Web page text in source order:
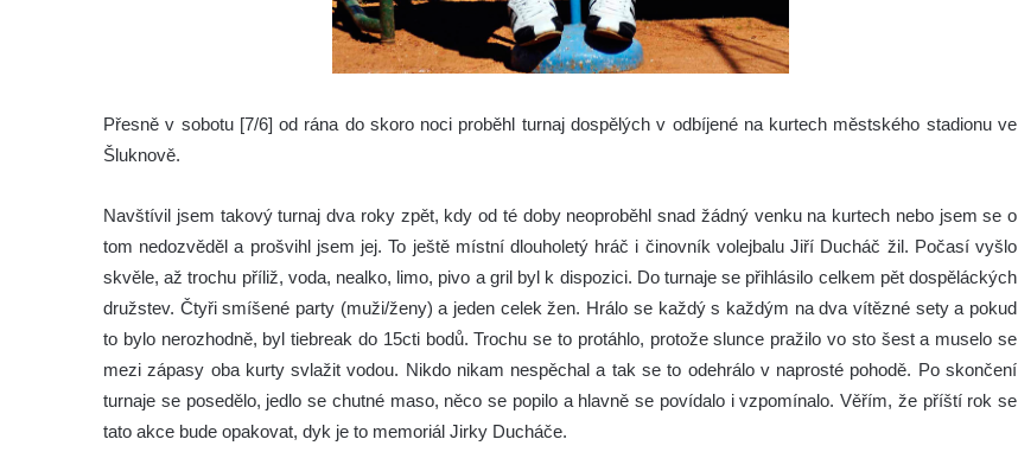
Přesně v sobotu [7/6] od rána do skoro noci proběhl turnaj dospělých v odbíjené na kurtech městského stadionu ve
Šluknově.
Navštívil jsem takový turnaj dva roky zpět, kdy od té doby neoproběhl snad žádný venku na kurtech nebo jsem se o
tom nedozvěděl a prošvihl jsem jej. To ještě místní dlouholetý hráč i činovník volejbalu Jiří Ducháč žil. Počasí vyšlo
skvěle, až trochu příliž, voda, nealko, limo, pivo a gril byl k dispozici. Do turnaje se přihlásilo celkem pět dospěláckých
družstev. Čtyři smíšené party (muži/ženy) a jeden celek žen. Hrálo se každý s každým na dva vítězné sety a pokud
to bylo nerozhodně, byl tiebreak do 15cti bodů. Trochu se to protáhlo, protože slunce pražilo vo sto šest a muselo se
mezi zápasy oba kurty svlažit vodou. Nikdo nikam nespěchal a tak se to odehrálo v naprosté pohodě. Po skončení
turnaje se posedělo, jedlo se chutné maso, něco se popilo a hlavně se povídalo i vzpomínalo. Věřím, že příští rok se
tato akce bude opakovat, dyk je to memoriál Jirky Ducháče.